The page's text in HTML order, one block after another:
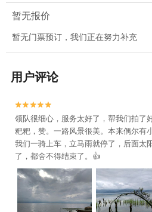
暂无报价
暂无门票预订，我们正在努力补充
用户评论


领队很细心，服务太好了，帮我们拍了
粑粑，赞。一路风景很美。本来偶尔有
我们一骑上车，立马雨就停了，后面太
了，都舍不得结束了。👍